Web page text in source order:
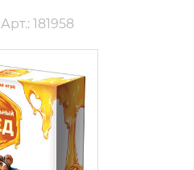
Арт.: 181958